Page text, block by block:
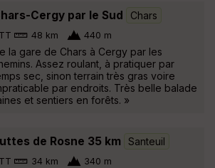
Cergy par le Sud Chars
48 km 440 m
la gare de Chars à Cergy par les
Assez roulant, à pratiquer par
sec, sinon terrain très gras voire
par endroits. Très belle balade
et sentiers en forêts. »
de Rosne 35 km Santeuil
34 km 340 m